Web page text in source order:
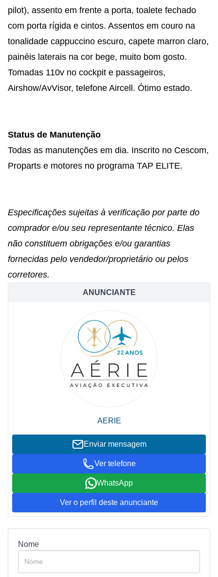
pilot), assento em frente a porta, toalete fechado
com porta rígida e cintos. Assentos em couro na
tonalidade cappuccino escuro, capete marron claro,
painéis laterais na cor bege, muito bom gosto.
Tomadas 110v no cockpit e passageiros,
Airshow/AvVisor, telefone Aircell. Ótimo estado.
Status de Manutenção
Todas as manutenções em dia. Inscrito no Cescom,
Proparts e motores no programa TAP ELITE.
Especificações sujeitas à verificação por parte do
comprador e/ou seu representante técnico. Elas
não constituem obrigações e/ou garantias
fornecidas pelo vendedor/proprietário ou pelos
corretores.
ANUNCIANTE
AERIE
Enviar mensagem
Ver telefone
WhatsApp
Ver o perfil deste anunciante
Nome